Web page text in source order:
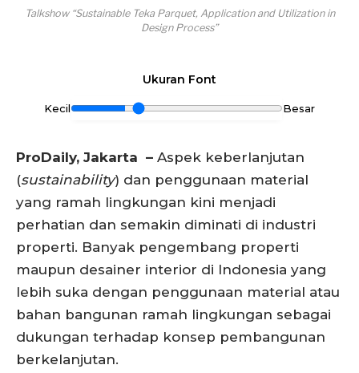
Talkshow “Sustainable Teka Parquet, Application and Utilization in
Design Process”
Ukuran Font
Kecil Besar
ProDaily, Jakarta – Aspek keberlanjutan
(sustainability) dan penggunaan material
yang ramah lingkungan kini menjadi
perhatian dan semakin diminati di industri
properti. Banyak pengembang properti
maupun desainer interior di Indonesia yang
lebih suka dengan penggunaan material atau
bahan bangunan ramah lingkungan sebagai
dukungan terhadap konsep pembangunan
berkelanjutan.